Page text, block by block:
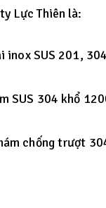
Lực Thiên là:
inox SUS 201,
SUS 304 khổ
chống trượt